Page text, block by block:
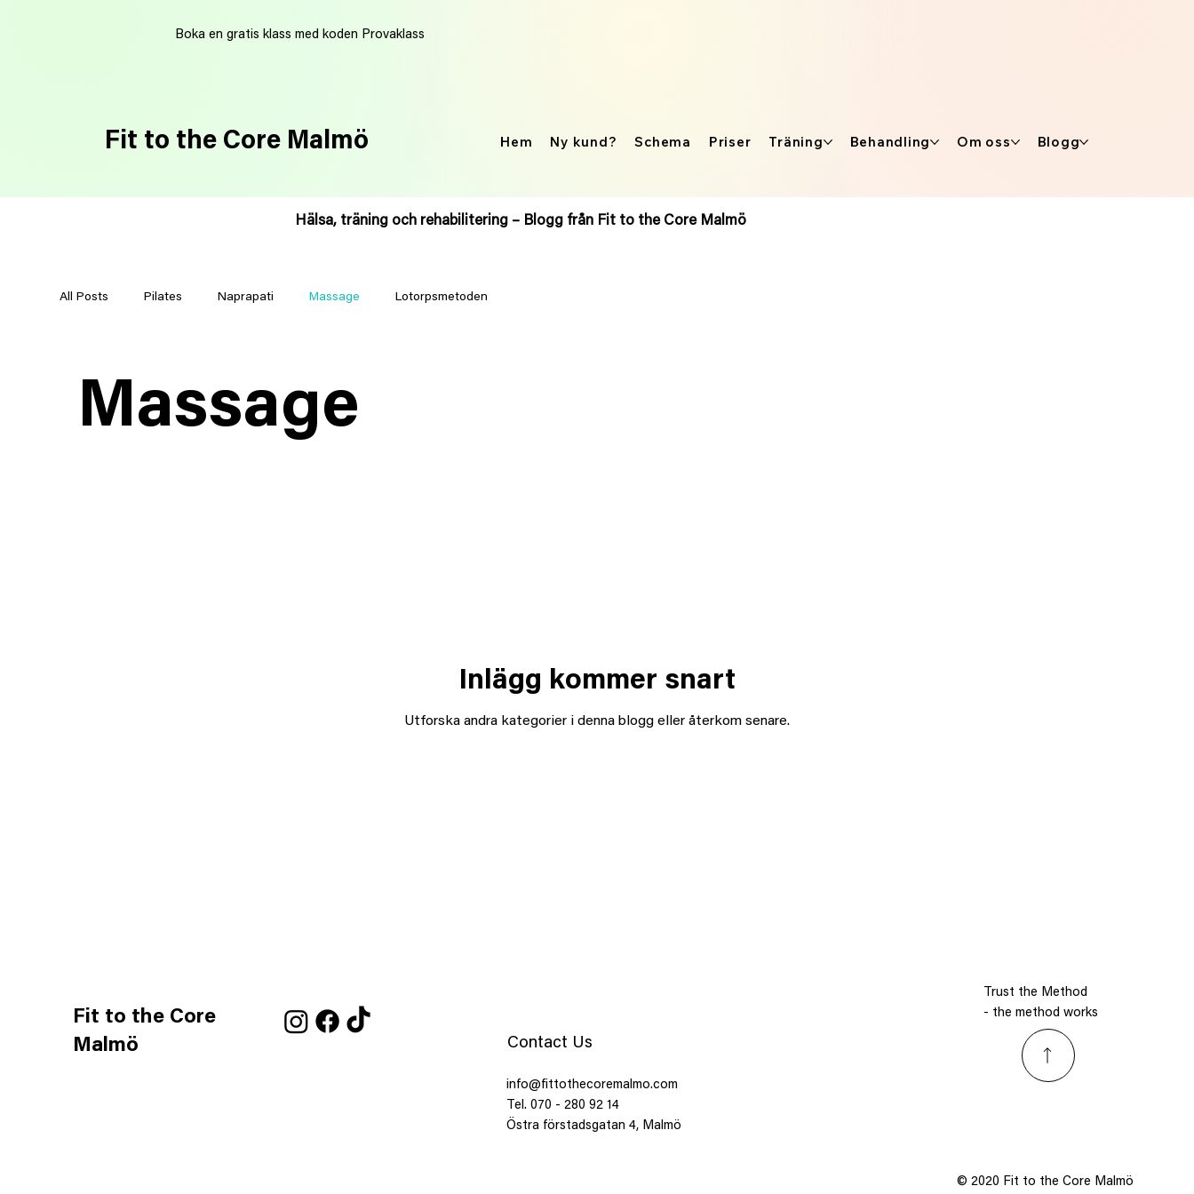
Boka en gratis klass med koden Provaklass
Fit to the Core Malmö Hem Ny kund? Schema Priser Träning Behandling Om oss Blogg
Hälsa, träning och rehabilitering – Blogg från Fit to the Core Malmö
All Posts Pilates Naprapati Massage Lotorpsmetoden
Massage
Inlägg kommer snart
Utforska andra kategorier i denna blogg eller återkom senare.
Fit to the Core
Malmö
Contact Us
info@fittothecoremalmo.com
Tel. 070 - 280 92 14
Östra förstadsgatan 4, Malmö
Trust the Method
- the method works
© 2020 Fit to the Core Malmö